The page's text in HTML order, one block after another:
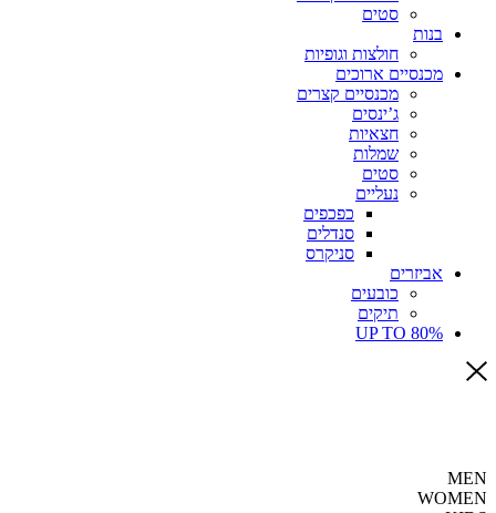
סטים
בנות
חולצות וגופיות
מכנסיים ארוכים
מכנסיים קצרים
ג’ינסים
חצאיות
שמלות
סטים
נעליים
כפכפים
סנדלים
סניקרס
אביזרים
כובעים
תיקים
UP TO 80%
MEN
WOMEN